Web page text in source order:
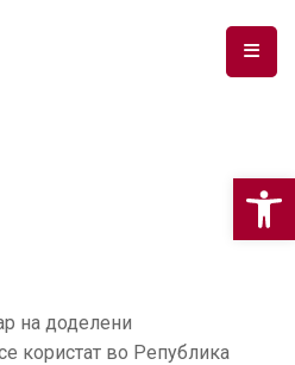
на доделени
користат во Република